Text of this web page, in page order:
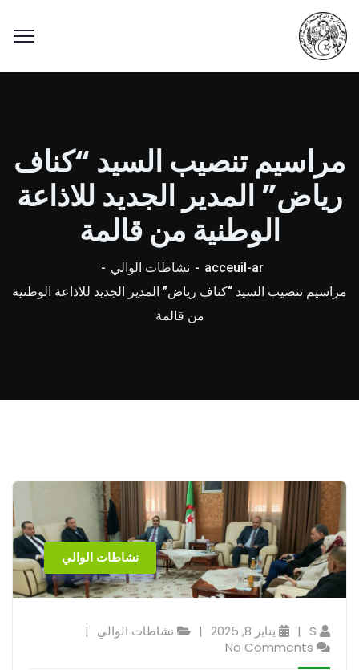
مراسيم تنصيب السيد “كناف
رياض” المدير الجديد للاذاعة
الوطنية من قالمة
acceuil-ar
نشاطات الوالي
مراسيم تنصيب السيد “كناف رياض” المدير الجديد للاذاعة الوطنية
من قالمة
نشاطات الوالي
S يناير 8, 2025
نشاطات الوالي
No Comments